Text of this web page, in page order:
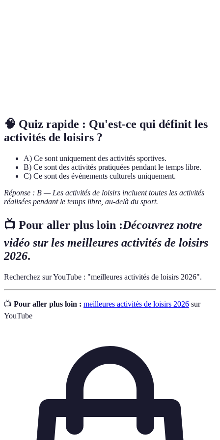
🧠 Quiz rapide : Qu'est-ce qui définit les
activités de loisirs ?
A) Ce sont uniquement des activités sportives.
B) Ce sont des activités pratiquées pendant le temps libre.
C) Ce sont des événements culturels uniquement.
Réponse : B — Les activités de loisirs incluent toutes les activités
réalisées pendant le temps libre, au-delà du sport.
📺 Pour aller plus loin :Découvrez notre
vidéo sur les meilleures activités de loisirs
2026.
Recherchez sur YouTube : "meilleures activités de loisirs 2026".
📺 Pour aller plus loin : meilleures activités de loisirs 2026 sur
YouTube